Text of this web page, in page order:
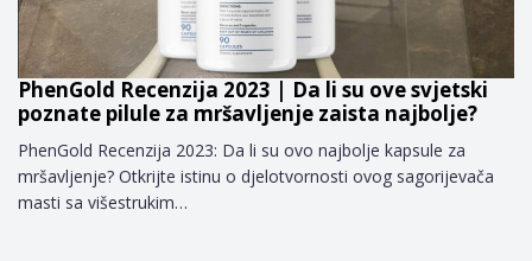
PhenGold Recenzija 2023 | Da li su ove svjetski
poznate pilule za mršavljenje zaista najbolje?
PhenGold Recenzija 2023: Da li su ovo najbolje kapsule za
mršavljenje? Otkrijte istinu o djelotvornosti ovog sagorijevača
masti sa višestrukim…